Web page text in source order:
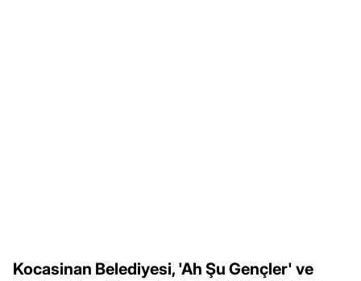
Kocasinan Belediyesi, 'Ah Şu Gençler' ve